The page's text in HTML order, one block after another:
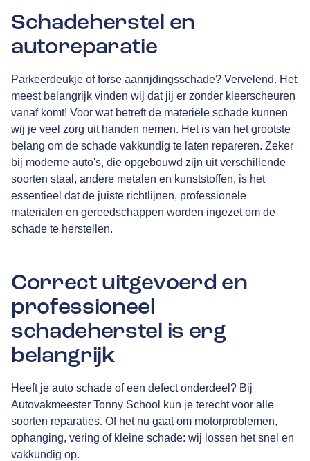
Schadeherstel en
autoreparatie
Parkeerdeukje of forse aanrijdingsschade? Vervelend. Het
meest belangrijk vinden wij dat jij er zonder kleerscheuren
vanaf komt! Voor wat betreft de materiële schade kunnen
wij je veel zorg uit handen nemen. Het is van het grootste
belang om de schade vakkundig te laten repareren. Zeker
bij moderne auto's, die opgebouwd zijn uit verschillende
soorten staal, andere metalen en kunststoffen, is het
essentieel dat de juiste richtlijnen, professionele
materialen en gereedschappen worden ingezet om de
schade te herstellen.
Correct uitgevoerd en
professioneel
schadeherstel is erg
belangrijk
Heeft je auto schade of een defect onderdeel? Bij
Autovakmeester Tonny School kun je terecht voor alle
soorten reparaties. Of het nu gaat om motorproblemen,
ophanging, vering of kleine schade: wij lossen het snel en
vakkundig op.